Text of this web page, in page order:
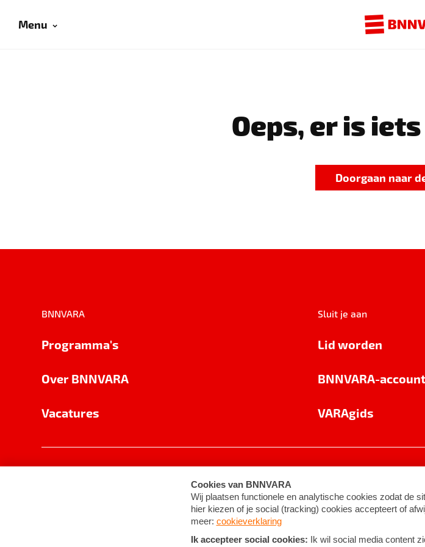
Menu
Oeps, er is
Doorgaan naar
BNNVARA
Programma's
Over BNNVARA
Vacatures
Sluit je aan
Lid worden
BNNVARA-account
VARAgids
Cookie-instellingen Algemene voorwaarden ©2026